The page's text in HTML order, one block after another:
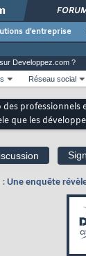
d'entreprise
Developpez.com ?
Réseau social
des professionnels
que les
: Une enquête